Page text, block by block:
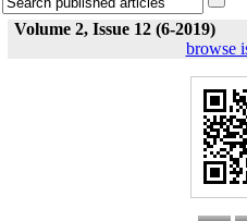
Volume 2, Issue 12 (6-2019)
browse